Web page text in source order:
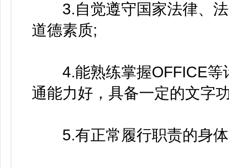
3.自觉遵守国家法律、法
道德素质;
4.能熟练掌握OFFICE等
通能力好，具备一定的文字
5.有正常履行职责的身体